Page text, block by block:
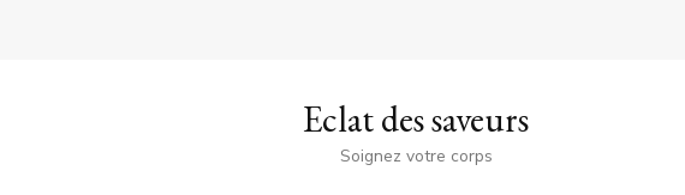
Eclat des saveurs
Soignez votre corps